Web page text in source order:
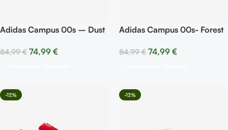
Adidas Campus 00s – Dust
84,99€ 74,99 €
Adidas Campus 00s- Forest
84,99€ 74,99 €
-12% -12%